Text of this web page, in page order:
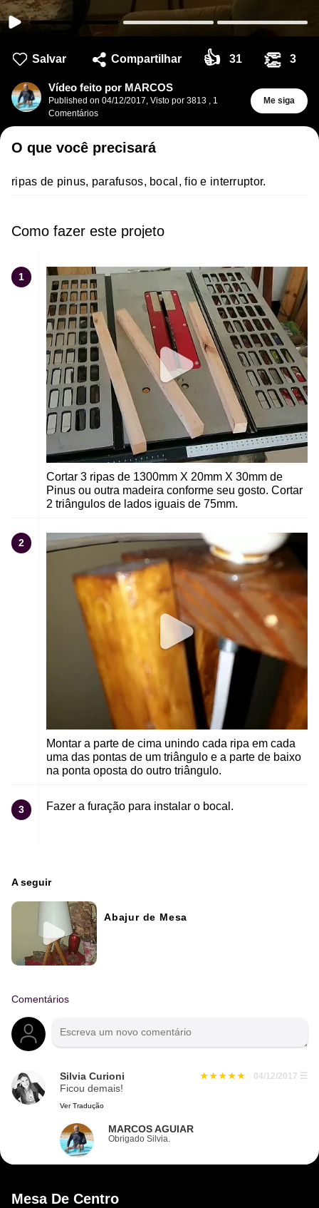
Salvar Compartilhar 👍 31 👏 3
Vídeo feito por MARCOS
Published on 04/12/2017, Visto por 3813 , 1
Comentários
Me siga
O que você precisará
ripas de pinus, parafusos, bocal, fio e interruptor.
Como fazer este projeto
1
Cortar 3 ripas de 1300mm X 20mm X 30mm de
Pinus ou outra madeira conforme seu gosto. Cortar
2 triângulos de lados iguais de 75mm.
2
Montar a parte de cima unindo cada ripa em cada
uma das pontas de um triângulo e a parte de baixo
na ponta oposta do outro triângulo.
3 Fazer a furação para instalar o bocal.
A seguir
Abajur de Mesa
Comentários
Silvia Curioni 04/12/2017 ☰
Ficou demais!
Ver Tradução
MARCOS AGUIAR
Obrigado Silvia.
Mesa De Centro